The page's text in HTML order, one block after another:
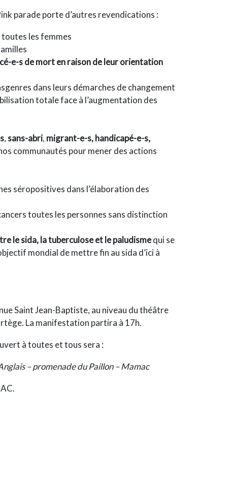
parade porte d’autres revendications :
les femmes
e-s de mort en raison de leur orientation
dans leurs démarches de changement
totale face à l’augmentation des
,sans-abri, migrant-e-s, handicapé-e-s,
communautés pour mener des actions
séropositives dans l’élaboration des
toutes les personnes sans distinction
le sida, la tuberculose et le paludismequi se
mondial de mettre fin au sida d’ici à
Saint Jean-Baptiste, au niveau du théâtre
La manifestation partira à 17h.
à toutes et tous sera :
– promenade du Paillon – Mamac